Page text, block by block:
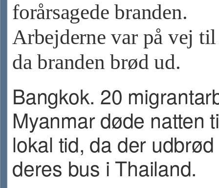
forårsagede branden.
Arbejderne var på vej
da branden brød ud.
Bangkok. 20
Myanmar døde natten
lokal tid, da der
deres bus i Thailand.